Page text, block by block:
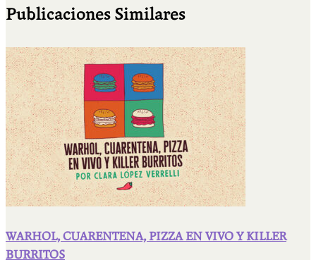
Publicaciones Similares
WARHOL, CUARENTENA, PIZZA EN VIVO Y KILLER
BURRITOS